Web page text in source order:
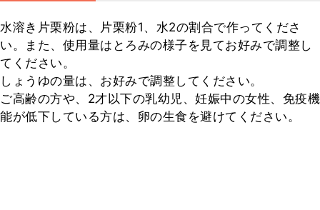
水溶き片栗粉は、片栗粉1、水2の割合で作ってくださ
い。また、使用量はとろみの様子を見てお好みで調整し
てください。
しょうゆの量は、お好みで調整してください。
ご高齢の方や、2才以下の乳幼児、妊娠中の女性、免疫機
能が低下している方は、卵の生食を避けてください。